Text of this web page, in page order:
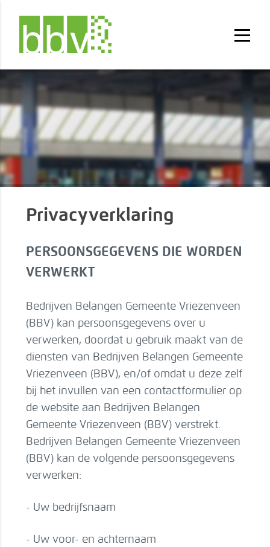
Privacyverklaring
PERSOONSGEGEVENS DIE WORDEN
VERWERKT
Bedrijven Belangen Gemeente Vriezenveen
(BBV) kan persoonsgegevens over u
verwerken, doordat u gebruik maakt van de
diensten van Bedrijven Belangen Gemeente
Vriezenveen (BBV), en/of omdat u deze zelf
bij het invullen van een contactformulier op
de website aan Bedrijven Belangen
Gemeente Vriezenveen (BBV) verstrekt.
Bedrijven Belangen Gemeente Vriezenveen
(BBV) kan de volgende persoonsgegevens
verwerken:
- Uw bedrijfsnaam
- Uw voor- en achternaam